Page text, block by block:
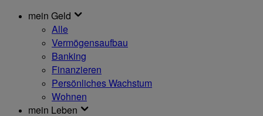
mein Geld
Alle
Vermögensaufbau
Banking
Finanzieren
Persönliches Wachstum
Wohnen
mein Leben